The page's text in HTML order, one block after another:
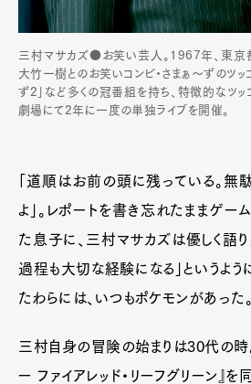
三村マサカズ●お笑い芸人。1967年、東京
大竹一樹とのお笑いコンビ・さまぁ〜ずのツッ
ず2」など多くの冠番組を持ち、特徴的なツ
劇場にて2年に一度の単独ライブを開催。
「道順はお前の頭に残っている。無
よ」。レポートを書き忘れたままゲー
た息子に、三村マサカズは優しく語り
過程も大切な経験になる」というよう
たわらには、いつもポケモンがあった。
三村自身の冒険の始まりは30代の時
ー ファイアレッド・リーフグリーン』